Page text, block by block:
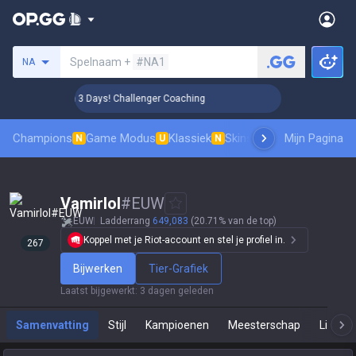
NA Spelnaam + #NA1
Rank Up in 3 Days! Challenger Coaching
Champions N Game Modus U Klassiek N SkinsranglijstMijn Pagina
267
Vamirlol#EUW
EUW Ladderrang 649,083 (20.71% van de top)
Koppel met je Riot-account en stel je profiel in.
Bijwerken Tier-Grafiek
Laatst bijgewerkt: 3 dagen geleden
Samenvatting Stijl Kampioenen Meesterschap Live